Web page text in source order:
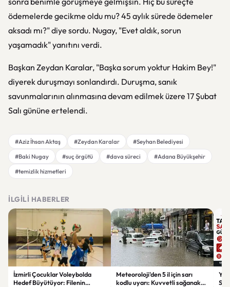
ödemelerde gecikme oldu mu? 45 aylık sürede ödemeler
aksadı mı?" diye sordu. Nugay, "Evet aldık, sorun
yaşamadık" yanıtını verdi.
Başkan Zeydan Karalar, "Başka sorum yoktur Hakim Bey!"
diyerek duruşmayı sonlandırdı. Duruşma, sanık
savunmalarının alınmasına devam edilmek üzere 17 Şubat
Salı gününe ertelendi.
#Aziz İhsan Aktaş #Zeydan Karalar
#Seyhan Belediyesi
#Baki Nugay
#suç örgütü #dava süreci
#Adana Büyükşehir
#temizlik hizmetleri
İLGILI HABERLER
İzmirli Çocuklar Voleybolda
Hedef Büyütüyor: Filenin
Meteoroloji'den 5 il için sarı
kodlu uyarı: Kuvvetli sağanak